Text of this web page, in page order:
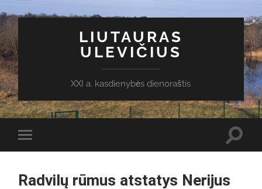
LIUTAURAS
ULEVIČIUS
XXI a. kasdienybės dienoraštis
Toggle
mobile
Radvilų rūmus atstatys Nerijus